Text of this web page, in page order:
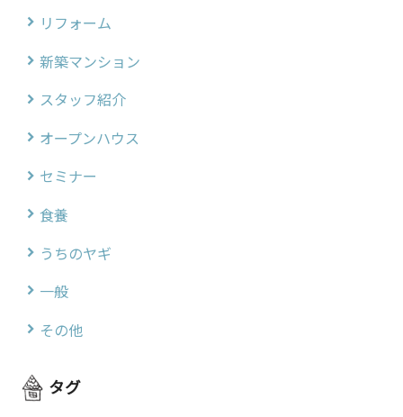
リフォーム
新築マンション
スタッフ紹介
オープンハウス
セミナー
食養
うちのヤギ
一般
その他
タグ